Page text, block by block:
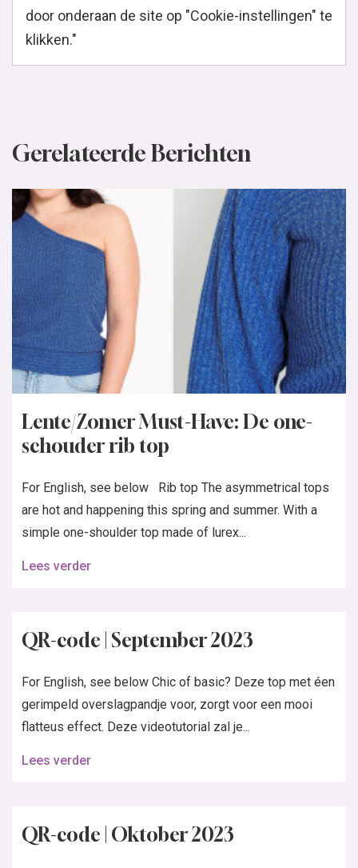
door onderaan de site op "Cookie-instellingen" te
klikken."
Gerelateerde Berichten
Lente/Zomer Must-Have: De one-
schouder rib top
For English, see below Rib top The asymmetrical tops
are hot and happening this spring and summer. With a
simple one-shoulder top made of lurex...
Lees verder
QR-code | September 2023
For English, see below Chic of basic? Deze top met éen
gerimpeld overslagpandje voor, zorgt voor een mooi
flatteus effect. Deze videotutorial zal je...
Lees verder
QR-code | Oktober 2023